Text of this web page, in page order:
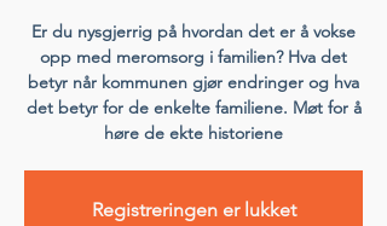
Er du nysgjerrig på hvordan det er å vokse
opp med meromsorg i familien? Hva det
betyr når kommunen gjør endringer og hva
det betyr for de enkelte familiene. Møt for å
høre de ekte historiene
Registreringen er lukket